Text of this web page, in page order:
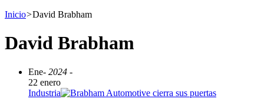
Inicio>David Brabham
David Brabham
Ene- 2024 -
22 enero
Industria